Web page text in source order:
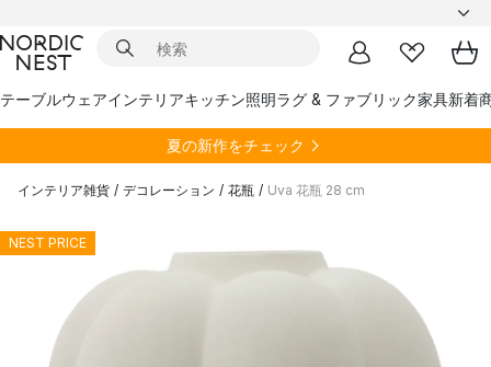
テーブルウェアインテリアキッチン照明ラグ & ファブリック家具新着
夏の新作をチェック
インテリア雑貨 / デコレーション / 花瓶 / Uva 花瓶 28 cm
NEST PRICE